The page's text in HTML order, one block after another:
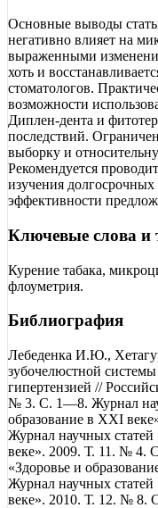
Основные выводы
негативно влияет на
выраженными
хоть и
стоматологов.
возможности
Диплен-дента и
последствий.
выборку и
Рекомендуется
изучения
эффективности
Ключевые слова и
Курение табака,
флоуметрия.
Библиография
Лебеденка И.Ю.,
зубочелюстной
гипертензией //
№ 3. С. 1—8. Журнал
образование в XXI
Журнал научных статей
веке». 2009. Т. 11. № 4.
«Здоровье и
Журнал научных статей
веке». 2010. Т. 12. № 8.